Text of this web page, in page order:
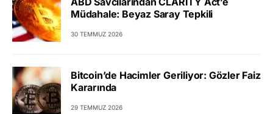
Müdahale: Beyaz Saray Tepkili
30 TEMMUZ 2026
Bitcoin’de Hacimler Geriliyor: Gözler Faiz
Kararında
29 TEMMUZ 2026